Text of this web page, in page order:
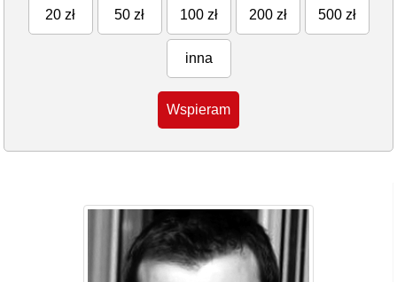
20 zł 50 zł 100 zł 200 zł 500 zł
inna
Wspieram